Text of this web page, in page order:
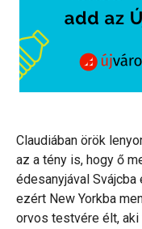
Claudiában örök
az a tény is, hogy ő
édesanyjával
ezért New Yorkba
orvos testvére élt,